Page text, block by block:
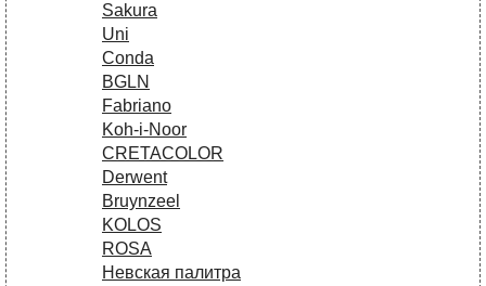
Sakura
Uni
Conda
BGLN
Fabriano
Koh-i-Noor
CRETACOLOR
Derwent
Bruynzeel
KOLOS
ROSA
Невская палитра